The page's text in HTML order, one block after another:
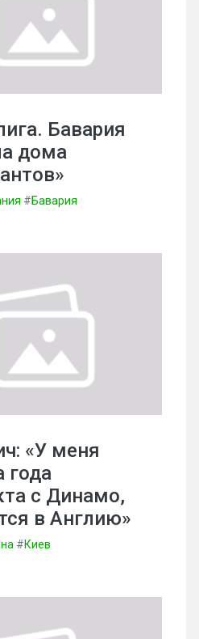
Бавария
дома
#Бавария
«У меня
года
с Динамо,
в Англию»
#Киев